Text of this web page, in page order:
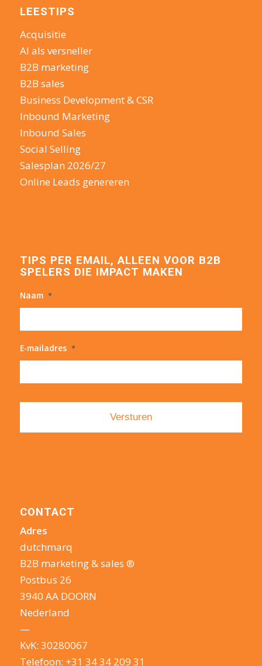
LEESTIPS
Acquisitie
AI als versneller
B2B marketing
B2B sales
Business Development & CSR
Inbound Marketing
Inbound Sales
Social Selling
Salesplan 2026/27
Online Leads genereren
TIPS PER EMAIL, ALLEEN VOOR B2B
SPELERS DIE IMPACT MAKEN
Naam *
E-mailadres *
CONTACT
Adres
dutchmarq
B2B marketing & sales ®
Postbus 26
3940 AA DOORN
Nederland
—
KvK: 30280067
Telefoon: +31 34 34 209 31